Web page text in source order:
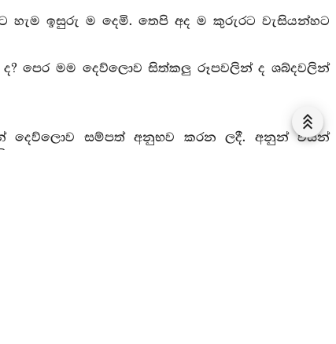
හැම ඉසුරු ම දෙමි. තෙපි අද ම කුරුරට වැසියන්හට
පෙර මම දෙව්ලොව සිත්කලු රූපවලින් ද ශබ්දවලින්
දෙව්ලොව සම්පත් අනුභව කරන ලදී. අනුන් විසින්